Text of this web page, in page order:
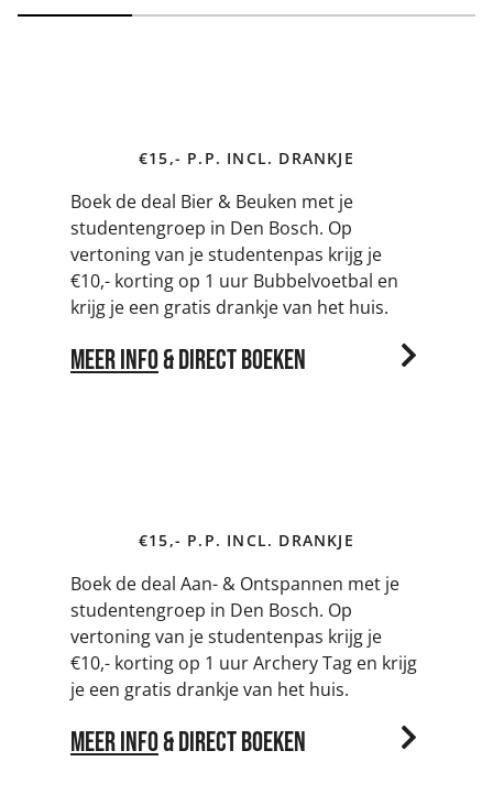
€15,- P.P. INCL. DRANKJE
Boek de deal Bier & Beuken met je
studentengroep in Den Bosch. Op
vertoning van je studentenpas krijg je
€10,- korting op 1 uur Bubbelvoetbal en
krijg je een gratis drankje van het huis.
Meer info& Direct boeken
€15,- P.P. INCL. DRANKJE
Boek de deal Aan- & Ontspannen met je
studentengroep in Den Bosch. Op
vertoning van je studentenpas krijg je
€10,- korting op 1 uur Archery Tag en krijg
je een gratis drankje van het huis.
Meer info& Direct boeken